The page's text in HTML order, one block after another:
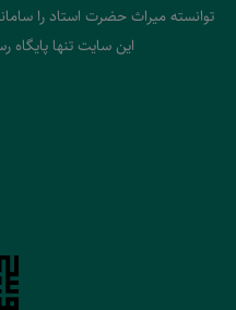
توانسته میراث حضرت استاد را
این سایت تنها